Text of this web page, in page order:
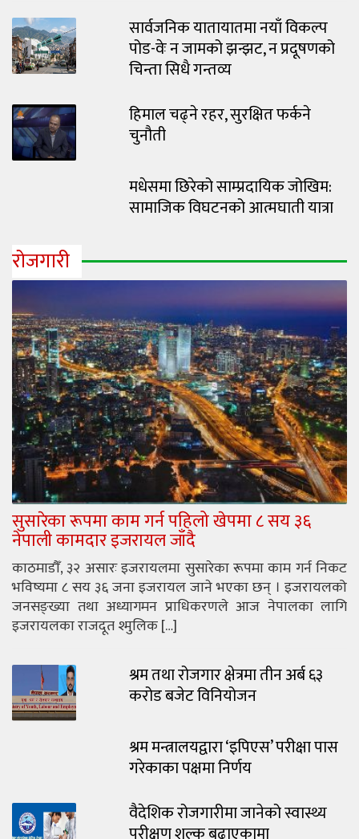
सार्वजनिक यातायातमा नयाँ विकल्प
पोड-वेः न जामको झन्झट, न प्रदूषणको
चिन्ता सिधै गन्तव्य
हिमाल चढ्ने रहर, सुरक्षित फर्कने
चुनौती
मधेसमा छिरेको साम्प्रदायिक जोखिम:
सामाजिक विघटनको आत्मघाती यात्रा
रोजगारी
सुसारेका रूपमा काम गर्न पहिलो खेपमा ८ सय ३६
नेपाली कामदार इजरायल जाँदै
काठमाडौँ, ३२ असारः इजरायलमा सुसारेका रूपमा काम गर्न निकट
भविष्यमा ८ सय ३६ जना इजरायल जाने भएका छन् । इजरायलको
जनसङ्ख्या तथा अध्यागमन प्राधिकरणले आज नेपालका लागि
इजरायलका राजदूत श्मुलिक […]
श्रम तथा रोजगार क्षेत्रमा तीन अर्ब ६३
करोड बजेट विनियोजन
श्रम मन्त्रालयद्वारा ‘इपिएस’ परीक्षा पास
गरेकाका पक्षमा निर्णय
वैदेशिक रोजगारीमा जानेको स्वास्थ्य